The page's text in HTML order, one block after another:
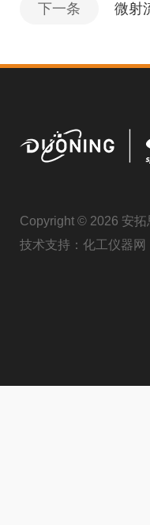
下一条 微射
Copyright © 2026 安
技术支持： 化工仪器网